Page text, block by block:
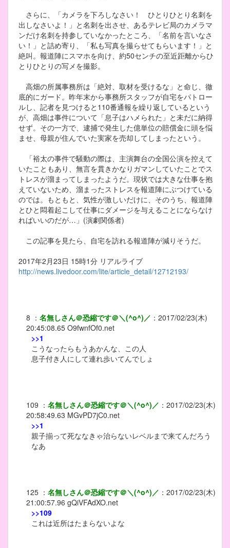
さらに、「カメラを下ろしなさい！ ひとりひとり名刺を
出しなさいよ！」と名刺を出させ、あるテレビ局のカメラマ
ンだけ名刺を持参していなかったところ、「名前を言いなさ
い！」と詰め寄り、「私も写真を撮らせてもらいます！」と
絶叫。報道陣にスマホを向け、約50センチの至近距離からひ
とりひとりの写メを撮影。
高畑の所属事務所は「絶対、取材を受けるな」と命じ、徹
底的にガード。昨年末から事務所スタッフが自宅をパトロー
ルし、記者を見つけると110番通報を繰り返しているという
が、高畑は事件について「息子はハメられた」と未だに納得
せず。その一方で、逮捕で発生した億単位の賠償金に頭を悩
ませ、母親が住んでいた実家を売却してしまったという。
「裕太の事件で騒動の際は、主演舞台の全国公演を控えて
いたこともあり、無言を貫きかなりガマンしていたことでス
トレスが溜まってしまったようだ。現状では大きな仕事を抱
えていないため、溜まったストレスを報道陣にぶつけている
のでは。もともと、気性が激しいだけに、そのうち、報道陣
とひと悶着起こして仕事にダメージを与えることにならなけ
ればいいのだが…」(演劇関係者)
この記事を見たら、自宅を訪れる報道陣が減りそうだ。
2017年2月23日 15時1分 リアルライブ
http://news.livedoor.com/lite/article_detail/12712193/
8 ： 名無しさん＠恐縮です＠＼(^o^)／ ： 2017/02/23(木)
20:45:08.65 O9fwnfOf0.net
>>1
こうなったらもうあかんな、この人
息子付き人にして連れ歩いてんでしょ
109 ： 名無しさん＠恐縮です＠＼(^o^)／ ： 2017/02/23(木)
20:58:49.63 MGvPD7jC0.net
>>1
親子揃って死ななきゃ治らないレベルまで来てんだろう
なあ
125 ： 名無しさん＠恐縮です＠＼(^o^)／ ： 2017/02/23(木)
21:00:57.96 gQiVFAdXO.net
>>109
これは近所はたまらないよな